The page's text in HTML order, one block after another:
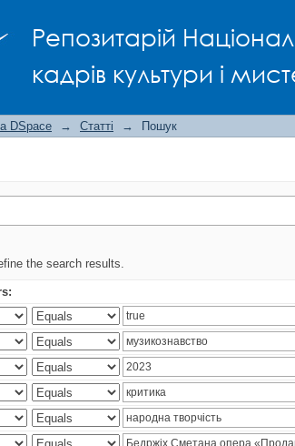
Репозитарій
кадрів культури і
DSpace → Статті → Пошук
the search results.